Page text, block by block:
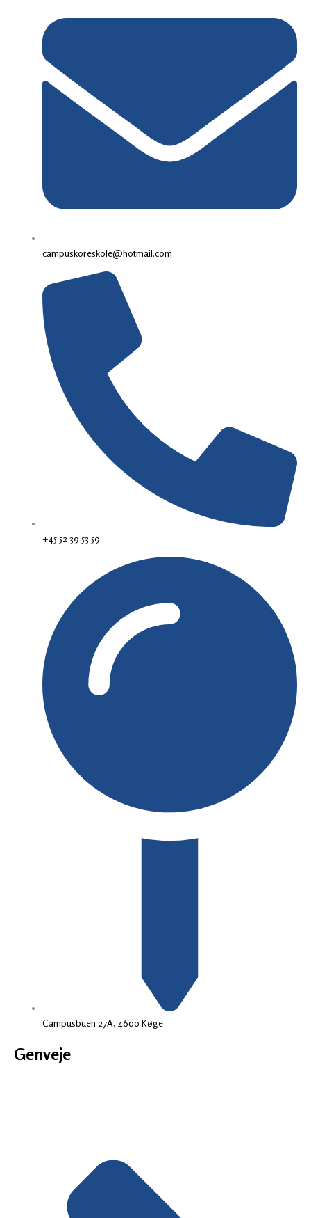
campuskoreskole@hotmail.com
+45 52 39 53 59
Campusbuen 27A, 4600 Køge
Genveje